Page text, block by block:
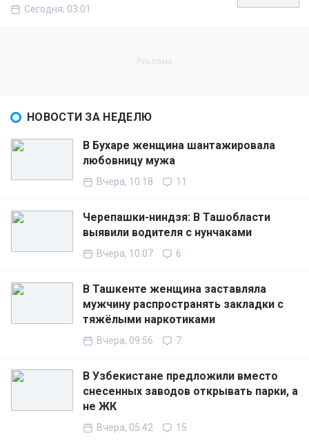
Сегодня, 03:01
НОВОСТИ ЗА НЕДЕЛЮ
В Бухаре женщина шантажировала
любовницу мужа
Вчера, 10:18 11
Черепашки-ниндзя: В Ташобласти
выявили водителя с нунчаками
Вчера, 10:07 6
В Ташкенте женщина заставляла
мужчину распространять закладки с
тяжёлыми наркотиками
Вчера, 09:56 7
В Узбекистане предложили вместо
снесенных заводов открывать парки, а
не ЖК
Вчера, 05:42 15